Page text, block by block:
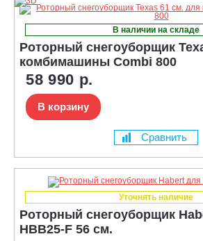
В наличии на складе
Роторный снегоуборщик
комбимашины Combi 800
58 990 р.
В корзину
Сравнить
Уточнять наличие
Роторный снегоуборщик
HBB25-F 56 см.